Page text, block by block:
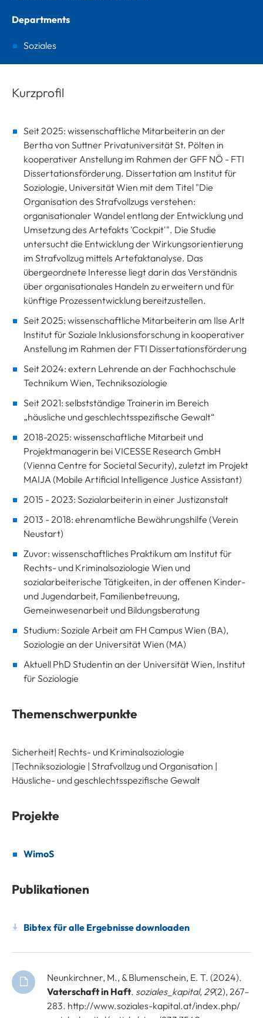
Departments
Soziales
Kurzprofil
Seit 2025: wissenschaftliche Mitarbeiterin an der
Bertha von Suttner Privatuniversität St. Pölten in
kooperativer Anstellung im Rahmen der GFF NÖ - FTI
Dissertationsförderung. Dissertation am Institut für
Soziologie, Universität Wien mit dem Titel "Die
Organisation des Strafvollzugs verstehen:
organisationaler Wandel entlang der Entwicklung und
Umsetzung des Artefakts 'Cockpit'". Die Studie
untersucht die Entwicklung der Wirkungsorientierung
im Strafvollzug mittels Artefaktanalyse. Das
übergeordnete Interesse liegt darin das Verständnis
über organisationales Handeln zu erweitern und für
künftige Prozessentwicklung bereitzustellen.
Seit 2025: wissenschaftliche Mitarbeiterin am Ilse Arlt
Institut für Soziale Inklusionsforschung in kooperativer
Anstellung im Rahmen der FTI Dissertationsförderung
Seit 2024: extern Lehrende an der Fachhochschule
Technikum Wien, Techniksoziologie
Seit 2021: selbstständige Trainerin im Bereich
„häusliche und geschlechtsspezifische Gewalt“
2018-2025: wissenschaftliche Mitarbeit und
Projektmanagerin bei VICESSE Research GmbH
(Vienna Centre for Societal Security), zuletzt im Projekt
MAIJA (Mobile Artificial Intelligence Justice Assistant)
2015 - 2023: Sozialarbeiterin in einer Justizanstalt
2013 - 2018: ehrenamtliche Bewährungshilfe (Verein
Neustart)
Zuvor: wissenschaftliches Praktikum am Institut für
Rechts- und Kriminalsoziologie Wien und
sozialarbeiterische Tätigkeiten, in der offenen Kinder-
und Jugendarbeit, Familienbetreuung,
Gemeinwesenarbeit und Bildungsberatung
Studium: Soziale Arbeit am FH Campus Wien (BA),
Soziologie an der Universität Wien (MA)
Aktuell PhD Studentin an der Universität Wien, Institut
für Soziologie
Themenschwerpunkte
Sicherheit| Rechts- und Kriminalsoziologie
|Techniksoziologie | Strafvollzug und Organisation |
Häusliche- und geschlechtsspezifische Gewalt
Projekte
WimoS
Publikationen
Bibtex für alle Ergebnisse downloaden
Neunkirchner, M., & Blumenschein, E. T. (2024).
Vaterschaft in Haft. soziales_kapital, 29(2), 267–
283. http://www.soziales-kapital.at/index.php/